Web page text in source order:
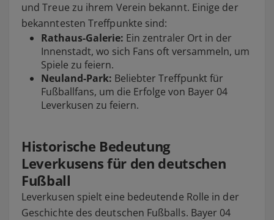
und Treue zu ihrem Verein bekannt. Einige der
bekanntesten Treffpunkte sind:
Rathaus-Galerie: Ein zentraler Ort in der
Innenstadt, wo sich Fans oft versammeln, um
Spiele zu feiern.
Neuland-Park: Beliebter Treffpunkt für
Fußballfans, um die Erfolge von Bayer 04
Leverkusen zu feiern.
Historische Bedeutung
Leverkusens für den deutschen
Fußball
Leverkusen spielt eine bedeutende Rolle in der
Geschichte des deutschen Fußballs. Bayer 04